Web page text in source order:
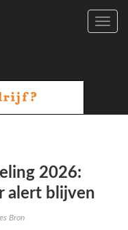
2026:
alert blijven
Bron